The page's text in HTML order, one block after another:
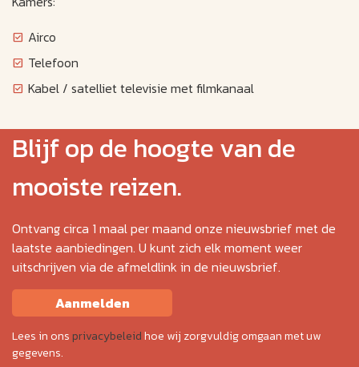
Airco
Telefoon
Kabel / satelliet televisie met filmkanaal
Blijf op de hoogte van de
mooiste reizen.
Ontvang circa 1 maal per maand onze nieuwsbrief met de
laatste aanbiedingen. U kunt zich elk moment weer
uitschrijven via de afmeldlink in de nieuwsbrief.
Aanmelden
Lees in onsprivacybeleidhoe wij zorgvuldig omgaan met uw
gegevens.